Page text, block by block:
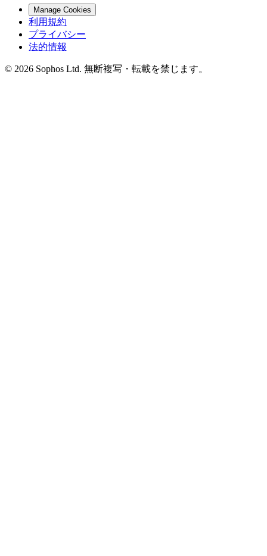
Manage Cookies
利用規約
プライバシー
法的情報
© 2026 Sophos Ltd. 無断複写・転載を禁じます。